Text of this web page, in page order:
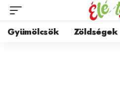
Gyümölcsök Zöldségek